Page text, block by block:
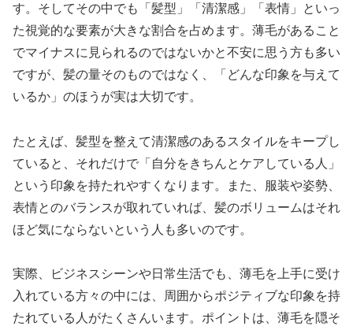
す。そしてその中でも「髪型」「清潔感」「表情」といっ
た視覚的な要素が大きな割合を占めます。薄毛があること
でマイナスに見られるのではないかと不安に思う方も多い
ですが、髪の量そのものではなく、「どんな印象を与えて
いるか」のほうが実は大切です。
たとえば、髪型を整えて清潔感のあるスタイルをキープし
ていると、それだけで「自分をきちんとケアしている人」
という印象を持たれやすくなります。また、服装や姿勢、
表情とのバランスが取れていれば、髪のボリュームはそれ
ほど気にならないという人も多いのです。
実際、ビジネスシーンや日常生活でも、薄毛を上手に受け
入れている方々の中には、周囲からポジティブな印象を持
たれている人がたくさんいます。ポイントは、薄毛を隠そ